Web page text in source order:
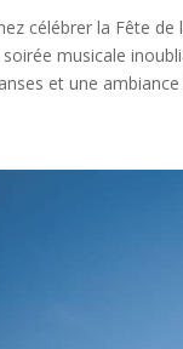
célébrer la Fête
soirée musicale
et une ambiance